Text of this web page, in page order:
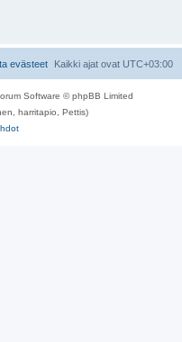
Kaikki ajat ovat UTC+03:00
evästeet
Software © phpBB Limited
harritapio, Pettis)